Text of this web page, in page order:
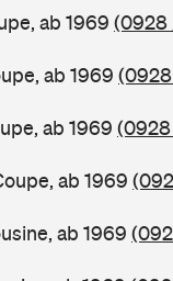
ab 1969 (0928
ab 1969
ab 1969
ab 1969
ab 1969